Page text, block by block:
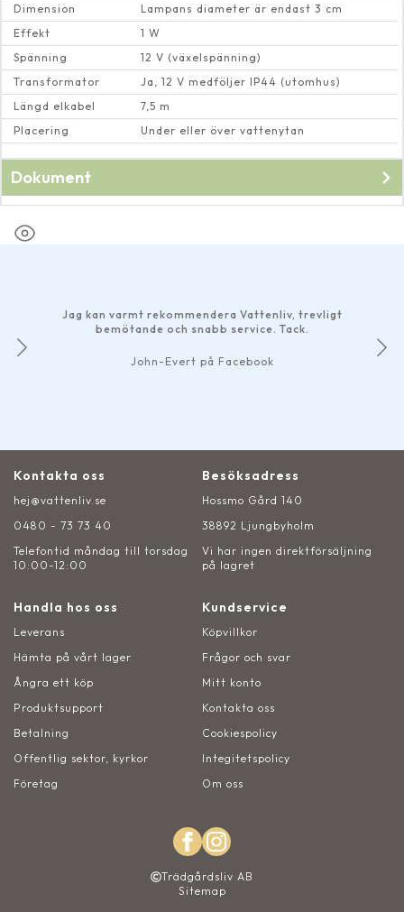
Dimension
Lampans diameter är endast 3 cm
Effekt
1 W
Spänning
12 V (växelspänning)
Transformator
Ja, 12 V medföljer IP44 (utomhus)
Längd elkabel
7,5 m
Placering
Under eller över vattenytan
Dokument
Jag kan varmt rekommendera Vattenliv, trevligt
bemötande och snabb service. Tack.
John-Evert på Facebook
Kontakta oss
hej@vattenliv.se
0480 - 73 73 40
Telefontid måndag till torsdag
10:00-12:00
Besöksadress
Hossmo Gård 140
38892 Ljungbyholm
Vi har ingen direktförsäljning
på lagret
Handla hos oss
Leverans
Hämta på vårt lager
Ångra ett köp
Produktsupport
Betalning
Offentlig sektor, kyrkor
Företag
Kundservice
Köpvillkor
Frågor och svar
Mitt konto
Kontakta oss
Cookiespolicy
Integitetspolicy
Om oss
Trädgårdsliv AB
Sitemap